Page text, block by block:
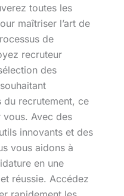
toutes les
maîtriser l’art de
de
recruteur
des
du recrutement, ce
Avec des
innovants et des
vous aidons à
en une
réussie. Accédez